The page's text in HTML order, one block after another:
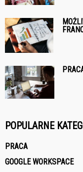
POPULARNE
PRACA
GOOGLE WORKSPACE